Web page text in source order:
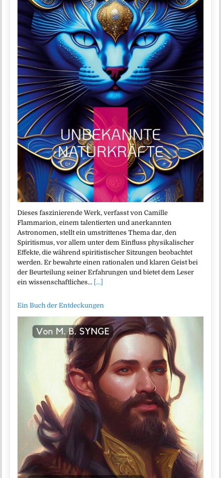
Dieses faszinierende Werk, verfasst von Camille
Flammarion, einem talentierten und anerkannten
Astronomen, stellt ein umstrittenes Thema dar, den
Spiritismus, vor allem unter dem Einfluss physikalischer
Effekte, die während spiritistischer Sitzungen beobachtet
werden. Er bewahrte einen rationalen und klaren Geist bei
der Beurteilung seiner Erfahrungen und bietet dem Leser
ein wissenschaftliches… [...]
Ein Buch der Entdeckungen